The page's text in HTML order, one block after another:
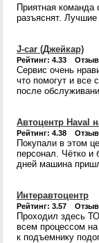
Приятная
разъяснят.
J-car (Джейкар)
Рейтинг: 4.33
Сервис очень
что помогут и все
после
Автоцентр Haval
Рейтинг: 4.38
Покупали в этом
персонал. Чётко и
дней машина
Интеравтоцентр
Рейтинг: 3.57
Проходил здесь
всем процессом
к подъемнику